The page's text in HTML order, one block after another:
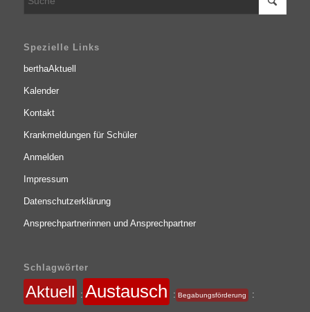
Spezielle Links
berthaAktuell
Kalender
Kontakt
Krankmeldungen für Schüler
Anmelden
Impressum
Datenschutzerklärung
Ansprechpartnerinnen und Ansprechpartner
Schlagwörter
Aktuell : Austausch : Begabungsförderung :